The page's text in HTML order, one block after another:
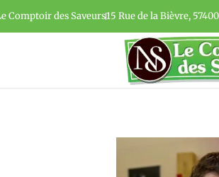
Comptoir des Saveurs15 Rue de la Bièvre,